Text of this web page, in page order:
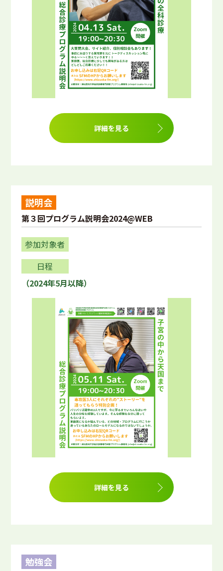
詳細を見る
説明会
第３回プログラム説明会2024@WEB
参加対象者
日程
（2024年5月以降）
詳細を見る
勉強会